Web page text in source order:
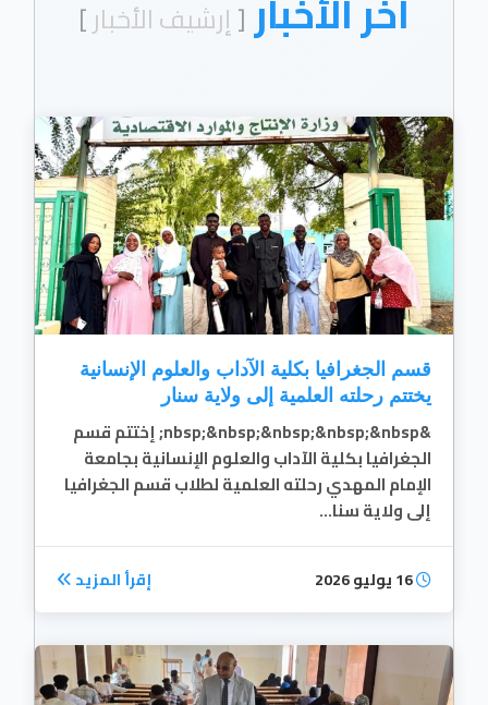
[إرشيف الأخبار]
قسم الجغرافيا بكلية الآداب والعلوم الإنسانية
يختتم رحلته العلمية إلى ولاية سنار
&nbsp;&nbsp;&nbsp;&nbsp;&nbsp; إختتم قسم
الجغرافيا بكلية الآداب والعلوم الإنسانية بجامعة
الإمام المهدي رحلته العلمية لطلاب قسم الجغرافيا
إلى ولاية سنا...
16 يوليو 2026 إقرأ المزيد